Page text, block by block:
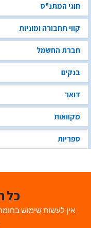
חוגי המתנ"ס
קווי תחבורה ומוניות
חברת החשמל
בנקים
דואר
מקוואות
ספריות
כל
אין לעשות שימוש